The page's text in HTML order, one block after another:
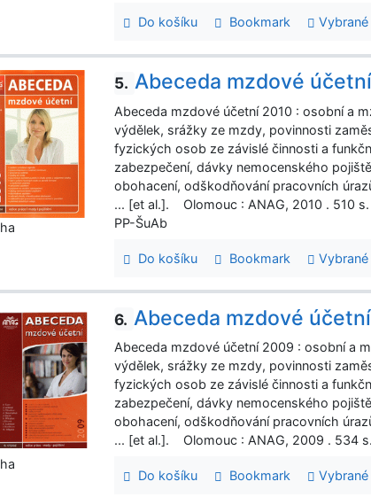
Do košíku Bookmark
5. Abeceda mzdové
Abeceda mzdové účetní 2010 : osobní a
výdělek, srážky ze mzdy, povinnosti
fyzických osob ze závislé činnosti a
zabezpečení, dávky nemocenského
obohacení, odškodňování pracovních
... [et al.]. Olomouc : ANAG, 2010 . 510
PP-ŠuAb
Do košíku Bookmark
6. Abeceda mzdové
Abeceda mzdové účetní 2009 : osobní a
výdělek, srážky ze mzdy, povinnosti
fyzických osob ze závislé činnosti a
zabezpečení, dávky nemocenského
obohacení, odškodňování pracovních
... [et al.]. Olomouc : ANAG, 2009 . 534
Do košíku Bookmark